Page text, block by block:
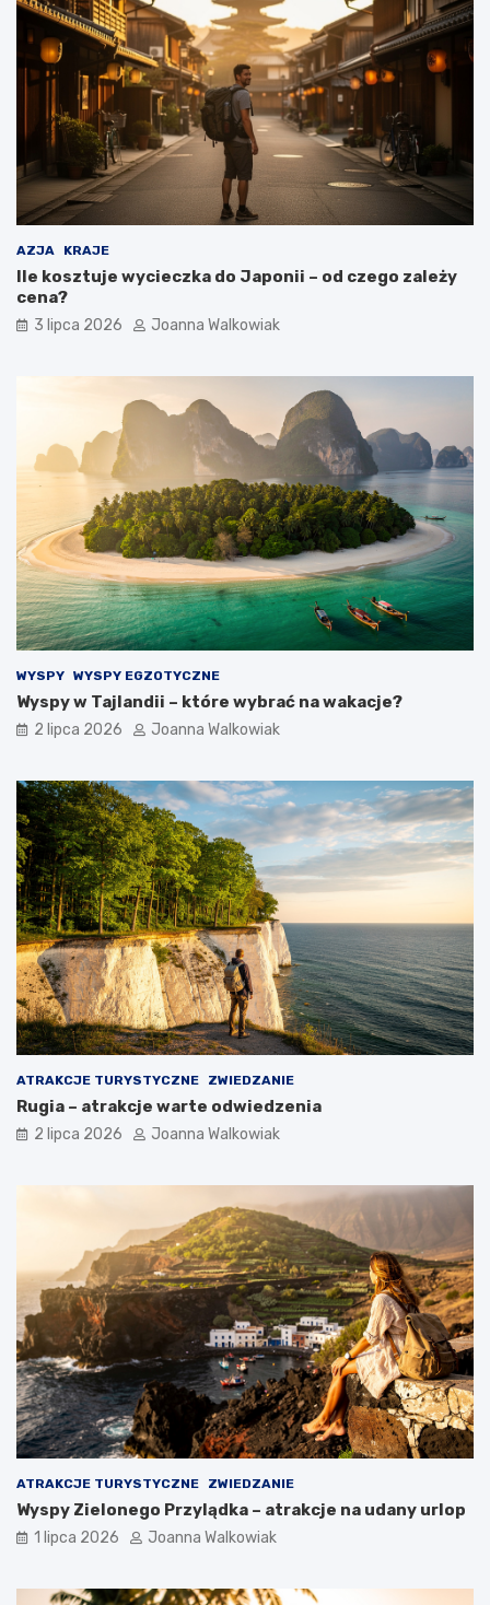
AZJA KRAJE
Ile kosztuje wycieczka do Japonii – od czego zależy
cena?
3 lipca 2026 Joanna Walkowiak
WYSPY WYSPY EGZOTYCZNE
Wyspy w Tajlandii – które wybrać na wakacje?
2 lipca 2026 Joanna Walkowiak
ATRAKCJE TURYSTYCZNE ZWIEDZANIE
Rugia – atrakcje warte odwiedzenia
2 lipca 2026 Joanna Walkowiak
ATRAKCJE TURYSTYCZNE ZWIEDZANIE
Wyspy Zielonego Przylądka – atrakcje na udany urlop
1 lipca 2026 Joanna Walkowiak